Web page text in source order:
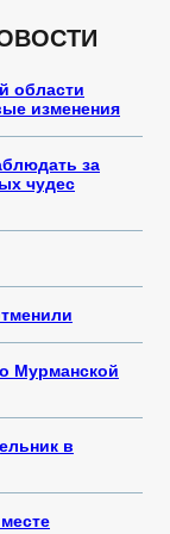
области
изменения
за
чудес
Мурманской
в